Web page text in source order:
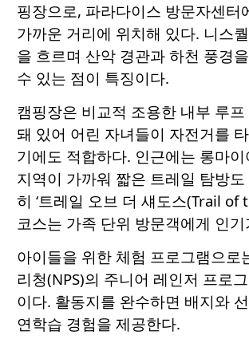
핑장으로, 파라다이스 방문자센터
가까운 거리에 위치해 있다. 니스
을 흐르며 산악 경관과 하천 풍경
수 있는 점이 특징이다.
캠핑장은 비교적 조용한 내부 루
돼 있어 어린 자녀들이 자전거를
기에도 적합하다. 인근에는 롱마
지역이 가까워 짧은 트레일 탐방
히 ‘트레일 오브 더 섀도스(Trail of
코스는 가족 단위 방문객에게 인기
아이들을 위한 체험 프로그램으로
리청(NPS)의 주니어 레인저 프로
이다. 활동지를 완수하면 배지와
연학습 경험을 제공한다.